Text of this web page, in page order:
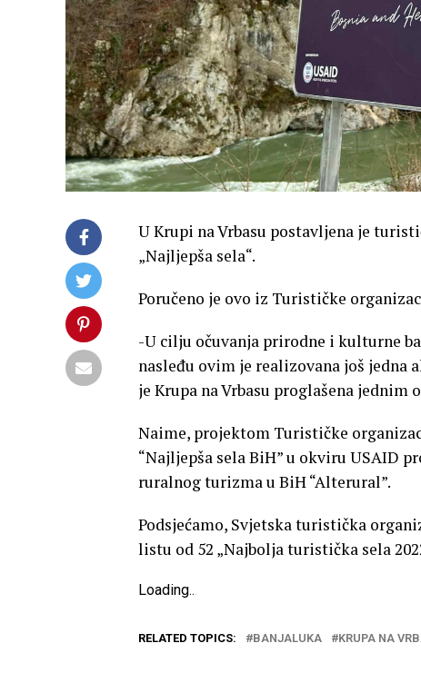
U Krupi na Vrbasu postavljena je
„Najljepša sela“.
Poručeno je ovo iz Turističke
-U cilju očuvanja prirodne i kulturne
nasleđu ovim je realizovana još jedna
je Krupa na Vrbasu proglašena jednim
Naime, projektom Turističke
“Najljepša sela BiH” u okviru USAID
ruralnog turizma u BiH “Alterural”.
Podsjećamo, Svjetska turistička
listu od 52 „Najbolja turistička sela
Loading...
RELATED TOPICS: BANJALUKA KRUPA NA